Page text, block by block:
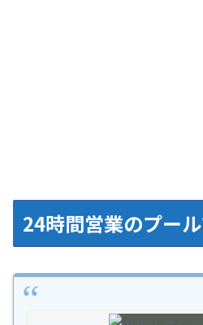
24時間営業のプー